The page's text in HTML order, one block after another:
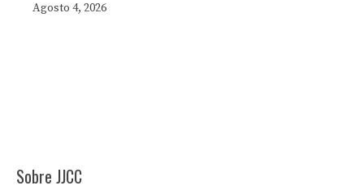
Agosto 4, 2026
Sobre JJCC